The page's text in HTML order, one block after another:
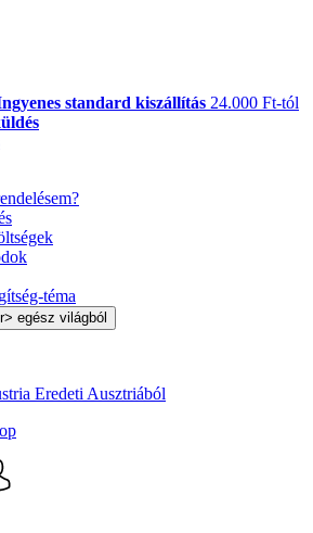
standard kiszállítás 24.000 Ft-tól
téma
Eredeti Ausztriából